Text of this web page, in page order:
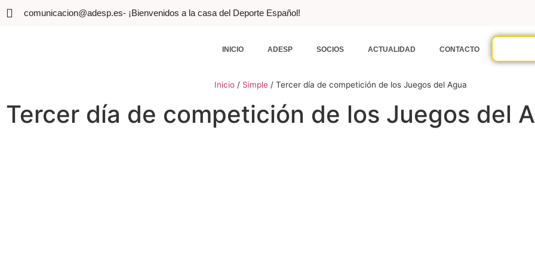
comunicacion@adesp.es- ¡Bienvenidos a la casa del Deporte Español!
INICIO ADESP SOCIOS ACTUALIDAD CONTACTO
Inicio/ Simple/ Tercer día de competición de los Juegos del Agua
Tercer día de competición de los Juegos del